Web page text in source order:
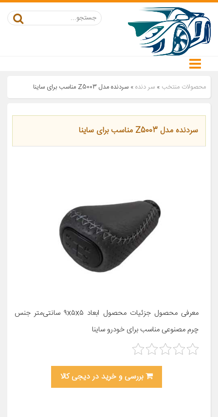
محصولات منتخب » سر دنده» سردنده مدل Z5003 مناسب برای ساینا
سردنده مدل Z5003 مناسب برای ساینا
معرفی محصول جزئیات محصول ابعاد ۹x۵x۵ سانتی‌متر جنس
چرم مصنوعی مناسب برای خودرو ساینا
بررسی و خرید در دیجی کالا